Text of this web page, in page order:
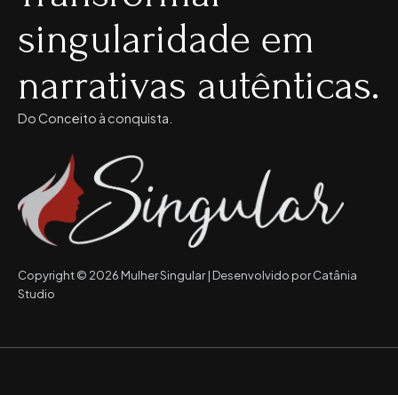
singularidade em
narrativas autênticas.
Do Conceito à conquista.
Copyright © 2026 Mulher Singular | Desenvolvido por Catânia
Studio